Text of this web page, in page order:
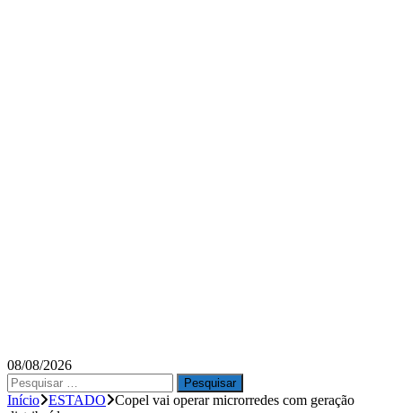
08/08/2026
Pesquisar
por:
Início ESTADO
Copel vai operar microrredes com geração